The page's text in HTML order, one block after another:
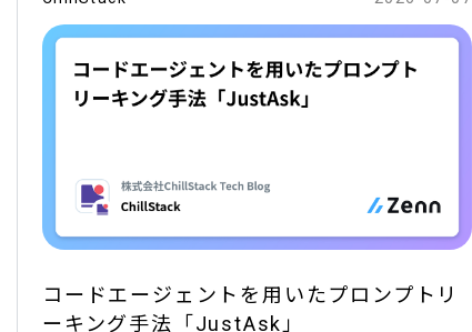
コードエージェントを用いたプロンプトリ
ーキング手法「JustAsk」